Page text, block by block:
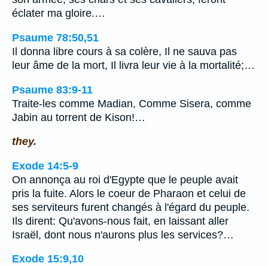
éclater ma gloire.…
Psaume 78:50,51
Il donna libre cours à sa colère, Il ne sauva pas
leur âme de la mort, Il livra leur vie à la mortalité;…
Psaume 83:9-11
Traite-les comme Madian, Comme Sisera, comme
Jabin au torrent de Kison!…
they.
Exode 14:5-9
On annonça au roi d'Egypte que le peuple avait
pris la fuite. Alors le coeur de Pharaon et celui de
ses serviteurs furent changés à l'égard du peuple.
Ils dirent: Qu'avons-nous fait, en laissant aller
Israël, dont nous n'aurons plus les services?…
Exode 15:9,10